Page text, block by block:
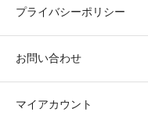
プライバシーポリシー
お問い合わせ
マイアカウント